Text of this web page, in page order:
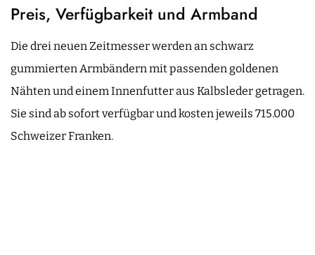
Preis, Verfügbarkeit und Armband
Die drei neuen Zeitmesser werden an schwarz
gummierten Armbändern mit passenden goldenen
Nähten und einem Innenfutter aus Kalbsleder getragen.
Sie sind ab sofort verfügbar und kosten jeweils 715.000
Schweizer Franken.